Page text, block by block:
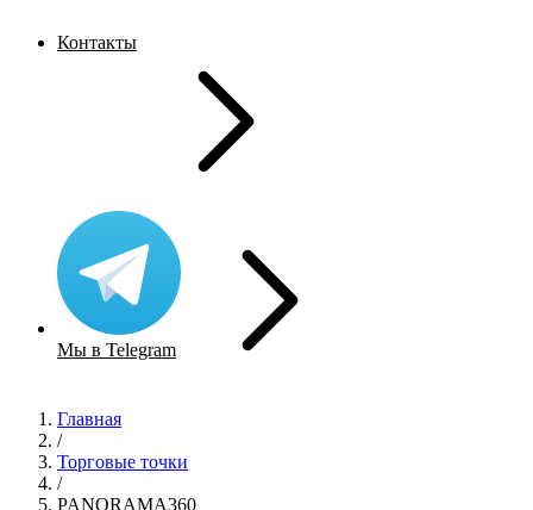
Контакты
Мы в Telegram
Главная
/
Торговые точки
/
PANORAMA360